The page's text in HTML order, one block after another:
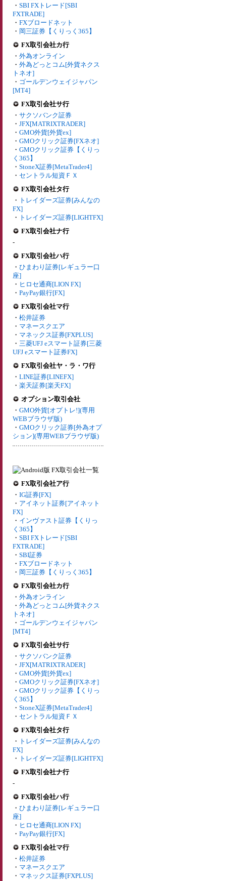
・ SBI FXトレード[SBI
FXTRADE]
・ FXブロードネット
・ 岡三証券【くりっく365】
FX取引会社カ行
・ 外為オンライン
・ 外為どっとコム[外貨ネクス
トネオ]
・ ゴールデンウェイジャパン
[MT4]
FX取引会社サ行
・ サクソバンク証券
・ JFX[MATRIXTRADER]
・ GMO外貨[外貨ex]
・ GMOクリック証券[FXネオ]
・ GMOクリック証券【くりっ
く365】
・ StoneX証券[MetaTrader4]
・ セントラル短資ＦＸ
FX取引会社タ行
・ トレイダーズ証券[みんなの
FX]
・ トレイダーズ証券[LIGHTFX]
FX取引会社ナ行
-
FX取引会社ハ行
・ ひまわり証券[レギュラー口
座]
・ ヒロセ通商[LION FX]
・ PayPay銀行[FX]
FX取引会社マ行
・ 松井証券
・ マネースクエア
・ マネックス証券[FXPLUS]
・ 三菱UFJ eスマート証券[三菱
UFJ eスマート証券FX]
FX取引会社ヤ・ラ・ワ行
・ LINE証券[LINEFX]
・ 楽天証券[楽天FX]
オプション取引会社
・ GMO外貨[オプトレ!](専用
WEBブラウザ版)
・ GMOクリック証券[外為オプ
ション](専用WEBブラウザ版)
FX取引会社ア行
・ IG証券[FX]
・ アイネット証券[アイネット
FX]
・ インヴァスト証券【くりっ
く365】
・ SBI FXトレード[SBI
FXTRADE]
・ SBI証券
・ FXブロードネット
・ 岡三証券【くりっく365】
FX取引会社カ行
・ 外為オンライン
・ 外為どっとコム[外貨ネクス
トネオ]
・ ゴールデンウェイジャパン
[MT4]
FX取引会社サ行
・ サクソバンク証券
・ JFX[MATRIXTRADER]
・ GMO外貨[外貨ex]
・ GMOクリック証券[FXネオ]
・ GMOクリック証券【くりっ
く365】
・ StoneX証券[MetaTrader4]
・ セントラル短資ＦＸ
FX取引会社タ行
・ トレイダーズ証券[みんなの
FX]
・ トレイダーズ証券[LIGHTFX]
FX取引会社ナ行
-
FX取引会社ハ行
・ ひまわり証券[レギュラー口
座]
・ ヒロセ通商[LION FX]
・ PayPay銀行[FX]
FX取引会社マ行
・ 松井証券
・ マネースクエア
・ マネックス証券[FXPLUS]